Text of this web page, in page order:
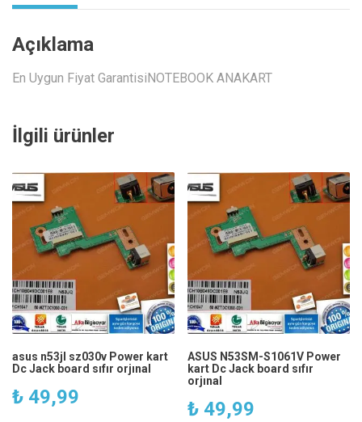
Açıklama
En Uygun Fiyat GarantisiNOTEBOOK ANAKART
İlgili ürünler
asus n53jl sz030v Power kart
Dc Jack board sıfır orjınal
₺ 49,99
ASUS N53SM-S1061V Power
kart Dc Jack board sıfır
orjınal
₺ 49,99